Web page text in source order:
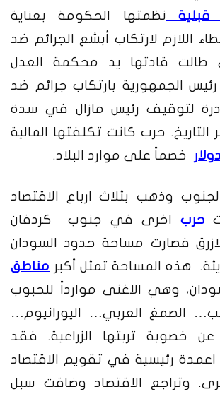
قبلية نظمتها الحكومة بعناية
اللازم لارتكاب أبشع الجرائم ضد
طالت قادتها يد محكمة العدل
رئيس الجمهورية بارتكاب جرائم ضد
لتوقيف رئيس مازال في سدة
حرب كانت تكلفتها المالية
خصماً على موارد البلاد.
وذهب بثلاث ارباع الاقتصاد
حرب اخرى في جنوب كردفان
فصارت مساحة حدود السودان
هذه المساحة تمثل أكبر مناطق
وهي الاغنى موارداً للحبوب
الصمغ العربي… اليورانيوم…
خصوبة تربتها الزراعية. فقد
رئيسية في تقويم الاقتصاد
وتراجع الاقتصاد وضاقت سبل